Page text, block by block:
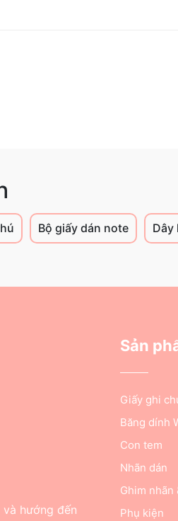
Bộ giấy dán note Dây
hướng đến
Sản
Giấy ghi
Băng dính
Con tem
Nhãn dán
Ghim nhãn
Phụ kiện